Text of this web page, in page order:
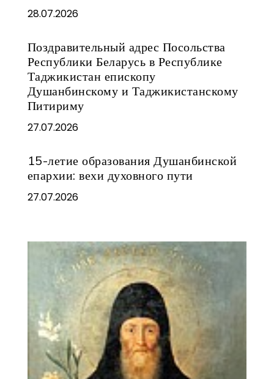
28.07.2026
Поздравительный адрес Посольства
Республики Беларусь в Республике
Таджикистан епископу
Душанбинскому и Таджикистанскому
Питириму
27.07.2026
15-летие образования Душанбинской
епархии: вехи духовного пути
27.07.2026